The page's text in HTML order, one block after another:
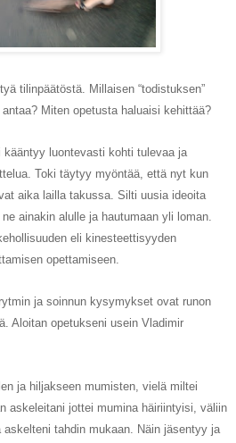
tilinpäätöstä. Millaisen “todistuksen”
Miten opetusta haluaisi kehittää?
luontevasti kohti tulevaa ja
Toki täytyy myöntää, että nyt kun
aika lailla takussa. Silti uusia ideoita
ainakin alulle ja hautumaan yli loman.
eli kinesteettisyyden
opettamiseen.
ja soinnun kysymykset ovat runon
Aloitan opetukseni usein Vladimir
ja hiljakseen mumisten, vielä miltei
askeleitani jottei mumina häiriintyisi, väliin
tahdin mukaan. Näin jäsentyy ja